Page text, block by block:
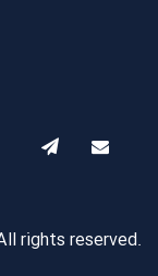
rights reserved.